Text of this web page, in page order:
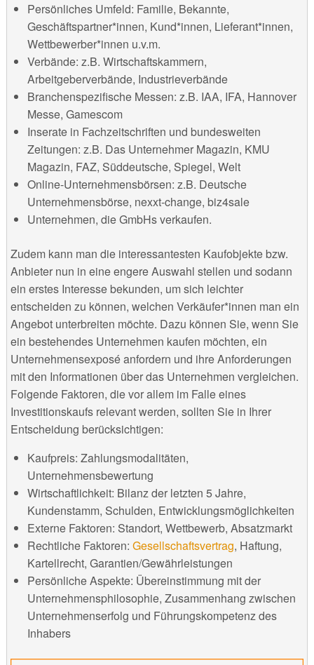
Persönliches Umfeld: Familie, Bekannte,
Geschäftspartner*innen, Kund*innen, Lieferant*innen,
Wettbewerber*innen u.v.m.
Verbände: z.B. Wirtschaftskammern,
Arbeitgeberverbände, Industrieverbände
Branchenspezifische Messen: z.B. IAA, IFA, Hannover
Messe, Gamescom
Inserate in Fachzeitschriften und bundesweiten
Zeitungen: z.B. Das Unternehmer Magazin, KMU
Magazin, FAZ, Süddeutsche, Spiegel, Welt
Online-Unternehmensbörsen: z.B. Deutsche
Unternehmensbörse, nexxt-change, biz4sale
Unternehmen, die GmbHs verkaufen.
Zudem kann man die interessantesten Kaufobjekte bzw.
Anbieter nun in eine engere Auswahl stellen und sodann
ein erstes Interesse bekunden, um sich leichter
entscheiden zu können, welchen Verkäufer*innen man ein
Angebot unterbreiten möchte. Dazu können Sie, wenn Sie
ein bestehendes Unternehmen kaufen möchten, ein
Unternehmensexposé anfordern und ihre Anforderungen
mit den Informationen über das Unternehmen vergleichen.
Folgende Faktoren, die vor allem im Falle eines
Investitionskaufs relevant werden, sollten Sie in Ihrer
Entscheidung berücksichtigen:
Kaufpreis: Zahlungsmodalitäten,
Unternehmensbewertung
Wirtschaftlichkeit: Bilanz der letzten 5 Jahre,
Kundenstamm, Schulden, Entwicklungsmöglichkeiten
Externe Faktoren: Standort, Wettbewerb, Absatzmarkt
Rechtliche Faktoren: Gesellschaftsvertrag, Haftung,
Kartellrecht, Garantien/Gewährleistungen
Persönliche Aspekte: Übereinstimmung mit der
Unternehmensphilosophie, Zusammenhang zwischen
Unternehmenserfolg und Führungskompetenz des
Inhabers